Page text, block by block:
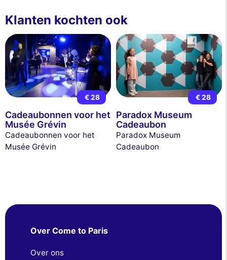
Klanten kochten ook
€ 28
Cadeaubonnen voor het
Musée Grévin
Cadeaubonnen voor het
Musée Grévin
€ 28
Paradox Museum
Cadeaubon
Paradox Museum
Cadeaubon
Over Come to Paris
Over ons